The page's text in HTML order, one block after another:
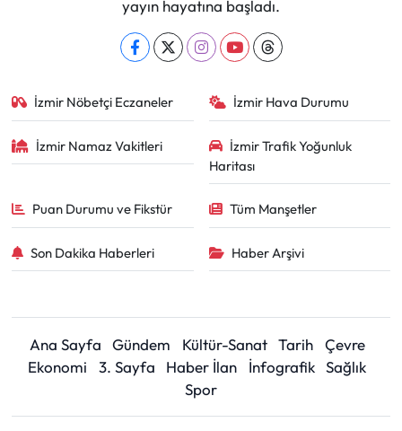
yayın hayatına başladı.
İzmir Nöbetçi Eczaneler İzmir Hava Durumu
İzmir Namaz Vakitleri
İzmir Trafik Yoğunluk
Haritası
Puan Durumu ve Fikstür Tüm Manşetler
Son Dakika Haberleri Haber Arşivi
Ana Sayfa Gündem Kültür-Sanat Tarih
Çevre
Ekonomi
3. Sayfa Haber İlan İnfografik Sağlık
Spor